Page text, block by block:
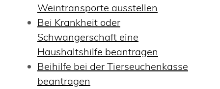
Weintransporte ausstellen
Bei Krankheit oder
Schwangerschaft eine
Haushaltshilfe beantragen
Beihilfe bei der Tierseuchenkasse
beantragen